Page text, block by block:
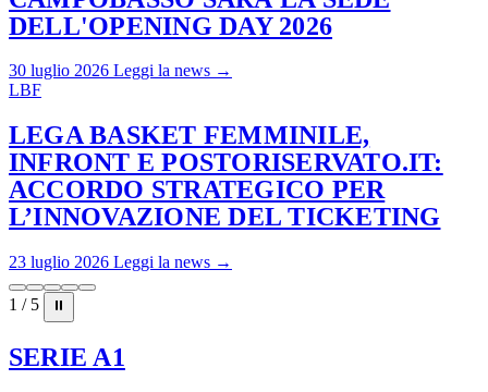
DELL'OPENING DAY 2026
30 luglio 2026 Leggi la news →
LBF
LEGA BASKET FEMMINILE,
INFRONT E POSTORISERVATO.IT:
ACCORDO STRATEGICO PER
L’INNOVAZIONE DEL TICKETING
23 luglio 2026 Leggi la news →
1 / 5 ⏸
SERIE A1